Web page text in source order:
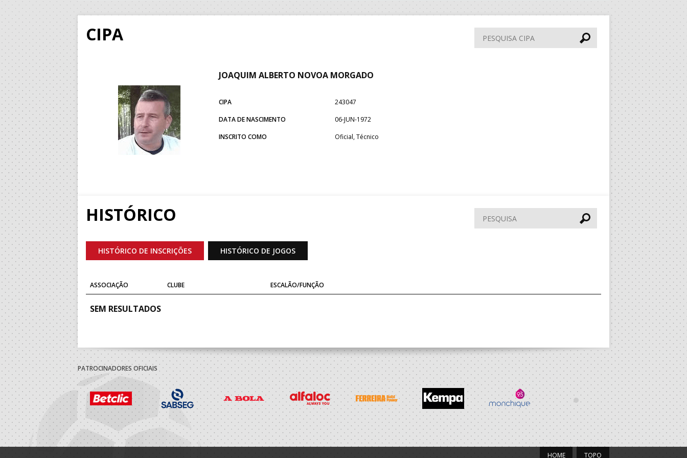
CIPA
Pesquisa
CIPA
JOAQUIM ALBERTO NOVOA MORGADO
CIPA
243047
DATA DE NASCIMENTO
06-JUN-1972
INSCRITO COMO
Oficial, Técnico
HISTÓRICO Pesquisar
HISTÓRICO DE INSCRIÇÕES HISTÓRICO DE JOGOS
ASSOCIAÇÃO CLUBE ESCALÃO/FUNÇÃO
SEM RESULTADOS
PATROCINADORES OFICIAIS
TOPO
HOME